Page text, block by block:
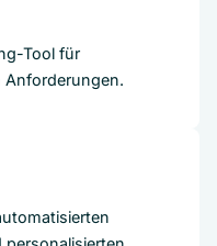
Tool für
Anforderungen.